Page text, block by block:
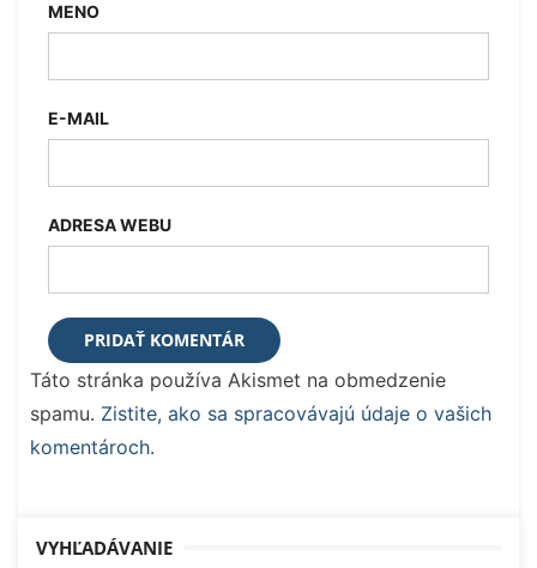
MENO
E-MAIL
ADRESA WEBU
Táto stránka používa Akismet na obmedzenie
spamu. Zistite, ako sa spracovávajú údaje o vašich
komentároch.
VYHĽADÁVANIE